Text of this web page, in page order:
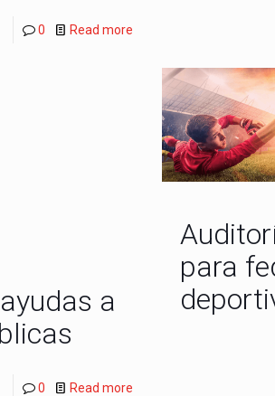
0 Read more
a
0 Read more
para